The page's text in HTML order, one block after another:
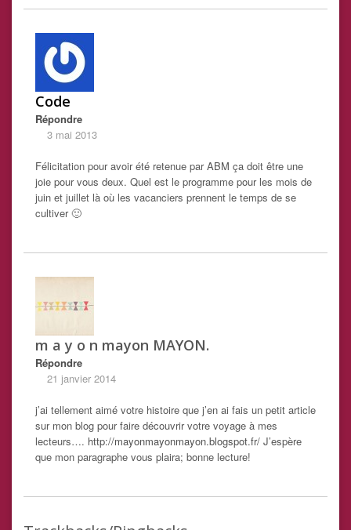
Code
Répondre
3 mai 2013
Félicitation pour avoir été retenue par ABM ça doit être une
joie pour vous deux. Quel est le programme pour les mois de
juin et juillet là où les vacanciers prennent le temps de se
cultiver 🙂
m a y o n mayon MAYON.
Répondre
21 janvier 2014
j’ai tellement aimé votre histoire que j’en ai fais un petit article
sur mon blog pour faire découvrir votre voyage à mes
lecteurs…. http://mayonmayonmayon.blogspot.fr/ J’espère
que mon paragraphe vous plaira; bonne lecture!